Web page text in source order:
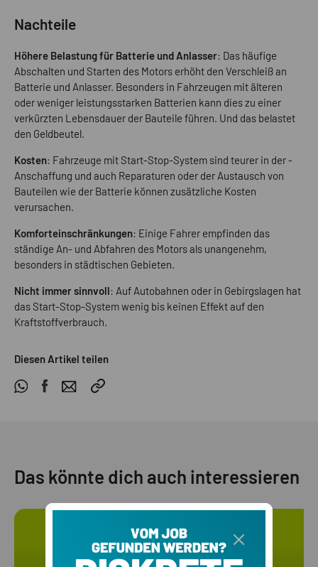
Nachteile
Höhere Belastung für Batterie und Anlasser: Das häufige
Abschalten und Starten des Motors erhöht den Verschleiß an
Batterie und Anlasser. Besonders in Fahrzeugen mit älteren
oder weniger leistungsstarken Batterien kann dies zu einer
verkürzten Lebensdauer der Bauteile führen. Und das belastet
den Geldbeutel.
Kosten: Fahrzeuge mit Start-Stop-System sind teurer in der ­
Anschaffung und auch Reparaturen oder der Austausch von
Bauteilen wie der Batterie können zusätzliche Kosten
verursachen.
Komforteinschränkungen: Einige Fahrer empfinden das
ständige An- und Abfahren des Motors als unangenehm,
besonders in städtischen Gebieten.
Nicht immer sinnvoll: Auf Autobahnen oder in Gebirgslagen hat
das Start-Stop-System wenig bis keinen Effekt auf den
Kraftstoffverbrauch.
Diesen Artikel teilen
Das könnte dich auch interessieren